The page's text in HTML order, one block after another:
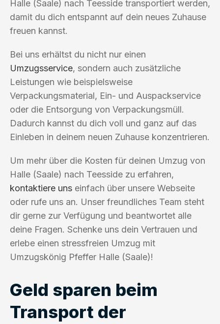
Halle (Saale) nach Teesside transportiert werden,
damit du dich entspannt auf dein neues Zuhause
freuen kannst.
Bei uns erhältst du nicht nur einen
Umzugsservice, sondern auch zusätzliche
Leistungen wie beispielsweise
Verpackungsmaterial, Ein- und Auspackservice
oder die Entsorgung von Verpackungsmüll.
Dadurch kannst du dich voll und ganz auf das
Einleben in deinem neuen Zuhause konzentrieren.
Um mehr über die Kosten für deinen Umzug von
Halle (Saale) nach Teesside zu erfahren,
kontaktiere uns einfach über unsere Webseite
oder rufe uns an. Unser freundliches Team steht
dir gerne zur Verfügung und beantwortet alle
deine Fragen. Schenke uns dein Vertrauen und
erlebe einen stressfreien Umzug mit
Umzugskönig Pfeffer Halle (Saale)!
Geld sparen beim
Transport der